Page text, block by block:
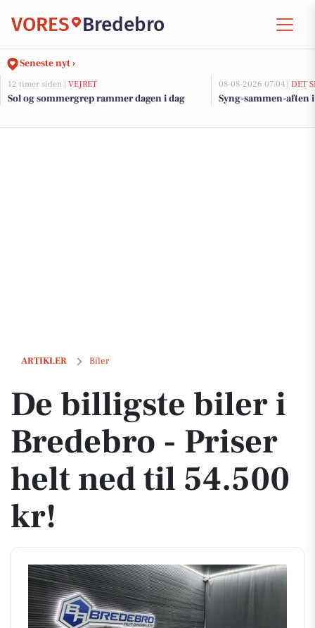
VORES Bredebro
Seneste nyt ›
12 timer siden | VEJRET
Sol og sommergrep rammer dagen i dag
08-08-2026 07:04 | DET
Syng-sammen-aften
ARTIKLER Biler
De billigste biler i Bredebro - Priser helt ned til 54.500 kr!
De billigste biler i
Bredebro - Priser
helt ned til 54.500
kr!